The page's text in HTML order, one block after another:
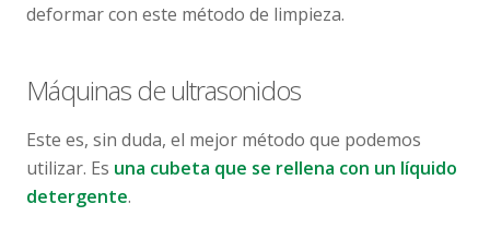
deformar con este método de limpieza.
Máquinas de ultrasonidos
Este es, sin duda, el mejor método que podemos
utilizar. Es una cubeta que se rellena con un líquido
detergente.